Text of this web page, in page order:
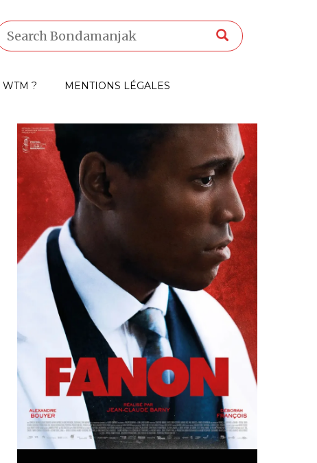
WTM ? MENTIONS LÉGALES